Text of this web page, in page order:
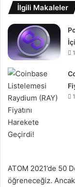
İlgili Makaleler
ATOM 2021’de 50
öğreneceğiz.